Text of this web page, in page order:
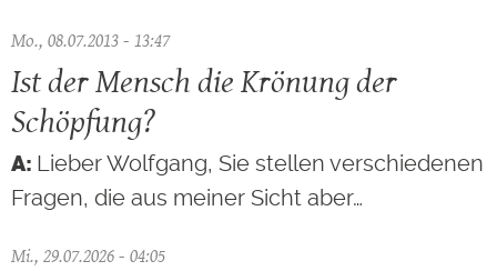
Mo., 08.07.2013 - 13:47
Ist der Mensch die Krönung der
Schöpfung?
Lieber Wolfgang, Sie stellen verschiedenen
Fragen, die aus meiner Sicht aber…
Mi., 29.07.2026 - 04:05